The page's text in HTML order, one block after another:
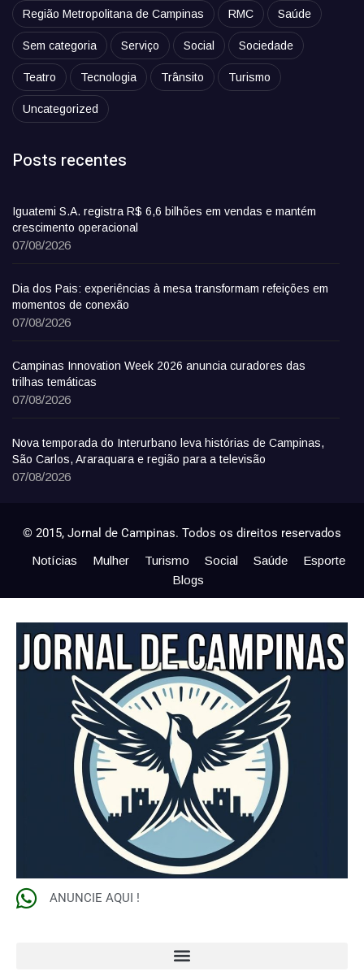
Região Metropolitana de Campinas RMC Saúde
Sem categoria Serviço Social Sociedade
Teatro Tecnologia Trânsito Turismo
Uncategorized
Posts recentes
Iguatemi S.A. registra R$ 6,6 bilhões em vendas e mantém
crescimento operacional
07/08/2026
Dia dos Pais: experiências à mesa transformam refeições em
momentos de conexão
07/08/2026
Campinas Innovation Week 2026 anuncia curadores das
trilhas temáticas
07/08/2026
Nova temporada do Interurbano leva histórias de Campinas,
São Carlos, Araraquara e região para a televisão
07/08/2026
© 2015, Jornal de Campinas. Todos os direitos reservados
Notícias Mulher Turismo Social Saúde
Esporte
Blogs
ANUNCIE AQUI !